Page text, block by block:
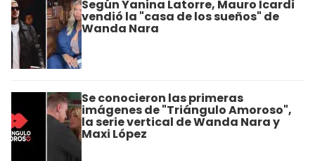
Según Yanina Latorre, Mauro Icardi
vendió la "casa de los sueños" de
Wanda Nara
Se conocieron las primeras
imágenes de "Triángulo Amoroso",
la serie vertical de Wanda Nara y
Maxi López